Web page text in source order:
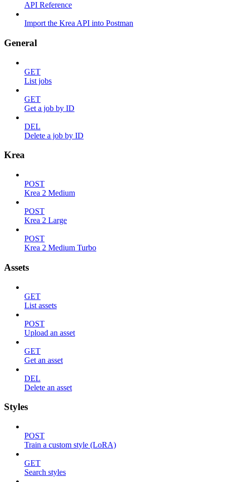
API Reference
Import the Krea API into Postman
General
GET
List jobs
GET
Get a job by ID
DEL
Delete a job by ID
Krea
POST
Krea 2 Medium
POST
Krea 2 Large
POST
Krea 2 Medium Turbo
Assets
GET
List assets
POST
Upload an asset
GET
Get an asset
DEL
Delete an asset
Styles
POST
Train a custom style (LoRA)
GET
Search styles